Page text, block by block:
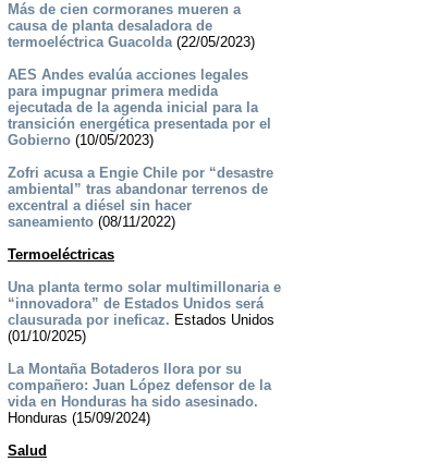
Más de cien cormoranes mueren a
causa de planta desaladora de
termoeléctrica Guacolda(22/05/2023)
AES Andes evalúa acciones legales
para impugnar primera medida
ejecutada de la agenda inicial para la
transición energética presentada por el
Gobierno(10/05/2023)
Zofri acusa a Engie Chile por “desastre
ambiental” tras abandonar terrenos de
excentral a diésel sin hacer
saneamiento(08/11/2022)
Termoeléctricas
Una planta termo solar multimillonaria e
“innovadora” de Estados Unidos será
clausurada por ineficaz. Estados Unidos
(01/10/2025)
La Montaña Botaderos llora por su
compañero: Juan López defensor de la
vida en Honduras ha sido asesinado.
Honduras (15/09/2024)
Salud